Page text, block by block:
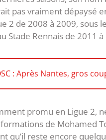
pas vraiment dépaysé
2 de 2008 à 2009, sous
Stade Rennais de 2011 à
: Après Nantes, gros
promu en Ligue 2,
de Mohamed
qu’il reste encore